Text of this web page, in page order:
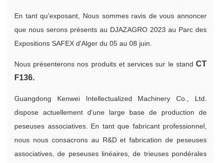
En tant qu'exposant, Nous sommes ravis de vous annoncer
que nous serons présents au DJAZAGRO 2023 au Parc des
Expositions SAFEX d'Alger du 05 au 08 juin.
Nous présenterons nos produits et services sur le stand CT
F136.
Guangdong Kenwei Intellectualized Machinery Co., Ltd.
dispose actuellement d'une large base de production de
peseuses associatives. En tant que fabricant professionnel,
nous nous consacrons au R&D et fabrication de peseuses
associatives, de peseuses linéaires, de trieuses pondérales